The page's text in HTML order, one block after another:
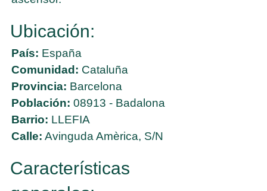
Ubicación:
País: España
Comunidad: Cataluña
Provincia: Barcelona
Población: 08913 - Badalona
Barrio: LLEFIA
Calle: Avinguda Amèrica, S/N
Características